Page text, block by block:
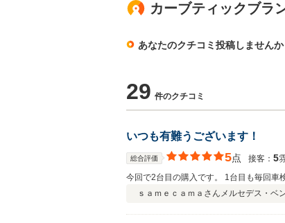
カーブティックブラ
あなたのクチコミ投稿しませんか
29 件のクチコミ
いつも有難うございます！
総合評価 5点 接客： 5
今回で2台目の購入です。 1台目も毎回車
ｓａｍｅｃａｍａさん メルセデス・ベ